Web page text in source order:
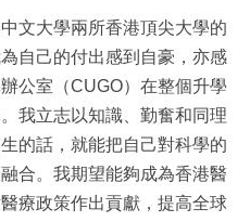
文大學兩所香港頂尖大學的
自己的付出感到自豪，亦感
公室（CUGO）在整個升學
我立志以知識、勤奮和同理
的話，就能把自己對科學的
合。我期望能夠成為香港醫
療政策作出貢獻，提高全球